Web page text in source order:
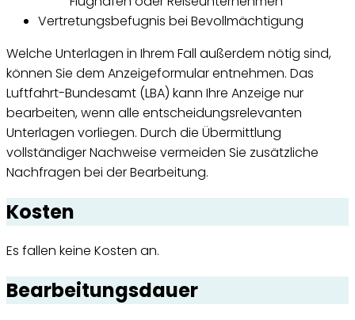
Vertretungsbefugnis bei Bevollmächtigung
Welche Unterlagen in Ihrem Fall außerdem nötig sind,
können Sie dem Anzeigeformular entnehmen. Das
Luftfahrt-Bundesamt (LBA) kann Ihre Anzeige nur
bearbeiten, wenn alle entscheidungsrelevanten
Unterlagen vorliegen. Durch die Übermittlung
vollständiger Nachweise vermeiden Sie zusätzliche
Nachfragen bei der Bearbeitung.
Kosten
Es fallen keine Kosten an.
Bearbeitungsdauer